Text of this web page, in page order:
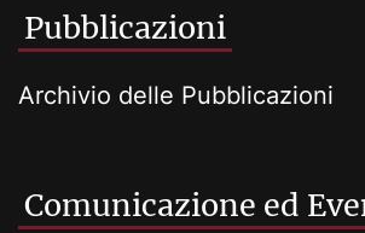
Pubblicazioni
Archivio delle Pubblicazioni
Comunicazione ed